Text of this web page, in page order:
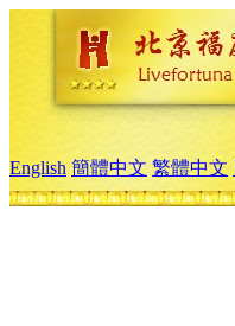
English 簡體中文 繁體中文